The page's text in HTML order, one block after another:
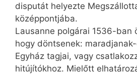
disputát helyezte
középpontjába.
Lausanne polgárai 1536-ban
hogy döntsenek:
Egyház tagjai, vagy
hitújítókhoz. Mielőtt